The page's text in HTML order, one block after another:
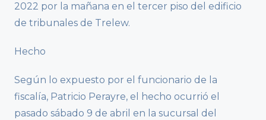
2022 por la mañana en el tercer piso del edificio
de tribunales de Trelew.
Hecho
Según lo expuesto por el funcionario de la
fiscalía, Patricio Perayre, el hecho ocurrió el
pasado sábado 9 de abril en la sucursal del